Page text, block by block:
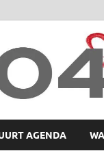
zo
AGENDA